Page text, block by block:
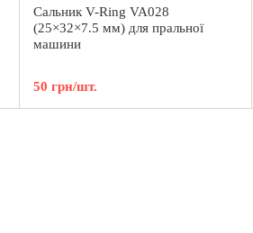
Сальник V-Ring VA028
(25×32×7.5 мм) для пральної
машини
50 грн/шт.